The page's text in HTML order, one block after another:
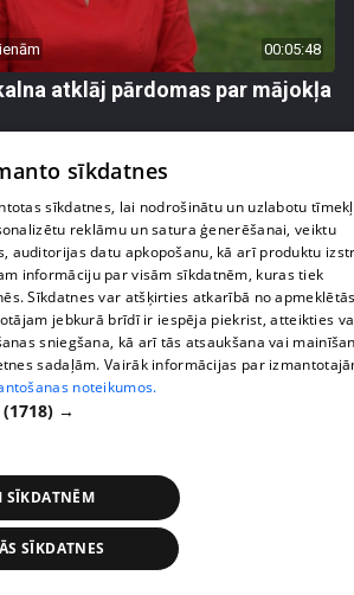
00:05:48
atklāj pārdomas par mājokļa
neslēpj mammas pārmetumus
deju nodarbības bērnībā
sīkdatnes
sīkdatnes, lai nodrošinātu un uzlabotu
reklāmu un satura ģenerēšanai, veiktu
auditorijas datu apkopošanu, kā arī produktu
informāciju par visām sīkdatnēm, kuras tiek
Sīkdatnes var atšķirties atkarībā no
jebkurā brīdī ir iespēja piekrist, atteikties
sniegšana, kā arī tās atsaukšana vai
sadaļām. Vairāk informācijas par
noteikumos.
(1718) →
SĪKDATNĒM
SĪKDATNES